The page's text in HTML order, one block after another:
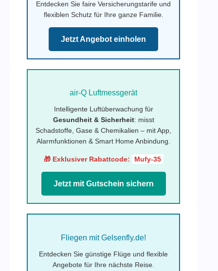
Entdecken Sie faire Versicherungstarife und
flexiblen Schutz für Ihre ganze Familie.
Jetzt Angebot einholen
air-Q Luftmessgerät
Intelligente Luftüberwachung für
Gesundheit & Sicherheit: misst
Schadstoffe, Gase & Chemikalien – mit App,
Alarmfunktionen & Smart Home Anbindung.
🎁 Exklusiver Rabattcode: Mufy-35
Jetzt mit Gutschein sichern
Fliegen mit Gelsenfly.de!
Entdecken Sie günstige Flüge und flexible
Angebote für Ihre nächste Reise.